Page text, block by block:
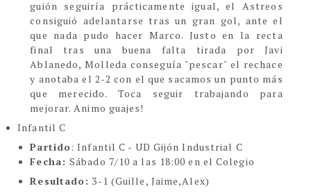
guión seguiría prácticamente igual, el Astreos
consiguió adelantarse tras un gran gol, ante el
que nada pudo hacer Marco. Justo en la recta
final tras una buena falta tirada por Javi
Ablanedo, Molleda conseguía "pescar" el rechace
y anotaba el 2-2 con el que sacamos un punto más
que merecido. Toca seguir trabajando para
mejorar. Animo guajes!
Infantil C
Partido: Infantil C - UD Gijón Industrial C
Fecha:Sábado 7/10 a las 18:00 en el Colegio
Resultado: 3-1 (Guille, Jaime,Alex)